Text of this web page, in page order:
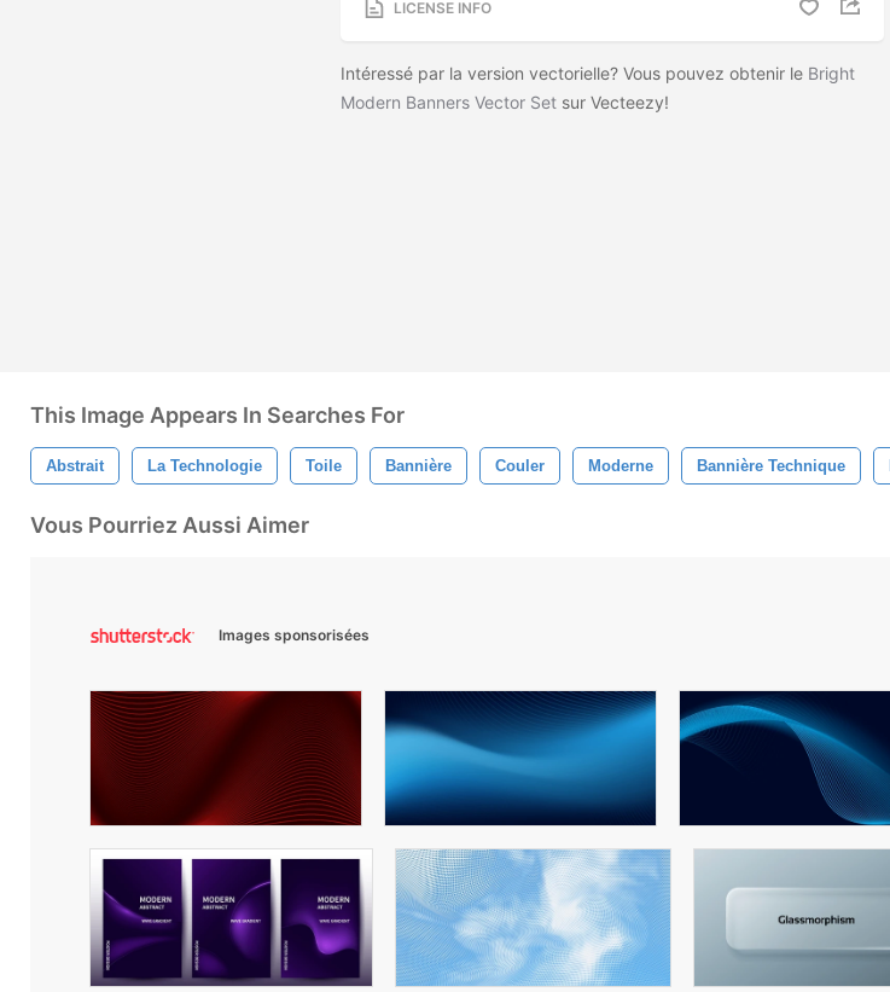
LICENSE INFO
Intéressé par la version vectorielle? Vous pouvez obtenir le Bright
Modern Banners Vector Set sur Vecteezy!
This Image Appears In Searches For
Abstrait La Technologie Toile Bannière Couler Moderne Bannière Technique
Vous Pourriez Aussi Aimer
Images sponsorisées